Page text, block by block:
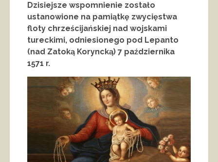
Dzisiejsze wspomnienie zostało
ustanowione na pamiątkę zwycięstwa
floty chrześcijańskiej nad wojskami
tureckimi, odniesionego pod Lepanto
(nad Zatoką Koryncką) 7 października
1571 r.